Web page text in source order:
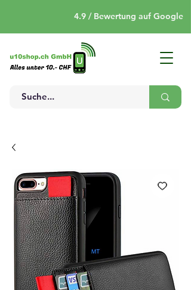
4.9 / Bewertung auf Google